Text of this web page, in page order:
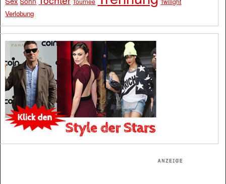
Verlobung